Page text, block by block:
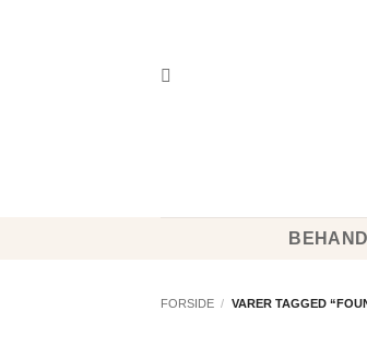
FORSIDE / VARER TAGGED